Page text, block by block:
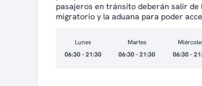
pasajeros en tránsito deberán salir
migratorio y la aduana para poder
Lunes
06:30 - 21:30
Martes
06:30 - 21:30
06:30 -